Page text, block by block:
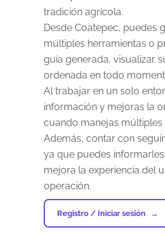
tradición agrícola.
Desde Coatepec, puedes
múltiples herramientas o
guía generada, visualizar
ordenada en todo
Al trabajar en un solo
información y mejoras la
cuando manejas
Además, contar con
ya que puedes
mejora la experiencia del
operación.
Registro / Iniciar sesión